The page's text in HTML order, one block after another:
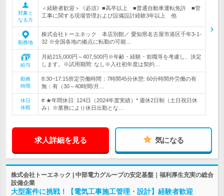
対象と
なる方
＜経験者歓迎＞《必須》■高卒以上 ■普通自動車運転免許 ■管
工事に関する現場管理および設備設計経験3年以上 他
勤務地
株式会社トーエネック 本店別館／ 愛知県名古屋市港区千年3-1-
32 ※全国各地の拠点に転勤の可能…
給与
月給215,000円～407,500円※年齢・経験・前職等を考慮し、決定
します。※試用期間: なし※入社初年度は契約…
勤務
時間
8:30~17:15所定労働時間：7時間45分休憩: 60分時間外労働の有
無：有（30～40時間/月…
休日
休暇
# ★年間休日: 124日（2024年度実績）* 週休2日制（土日祝日休
み）※業務により休日出勤とな…
求人詳細を見る 気になる
株式会社トーエネック | 中部電力グループの安定基盤｜福利厚生充実の総合
設備企業
大型案件に挑戦！【電気工事施工管理・設計】経験者歓迎